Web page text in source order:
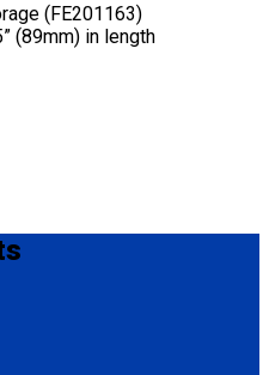
(FE201163)
(89mm) in length